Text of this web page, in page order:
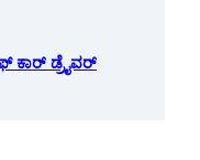
ಕಾರ್ ಡ್ರೈವರ್